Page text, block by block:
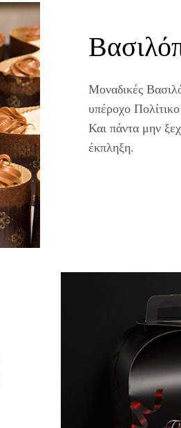
Μοναδικές
υπέροχο
Και πάντα μην
έκπληξη.